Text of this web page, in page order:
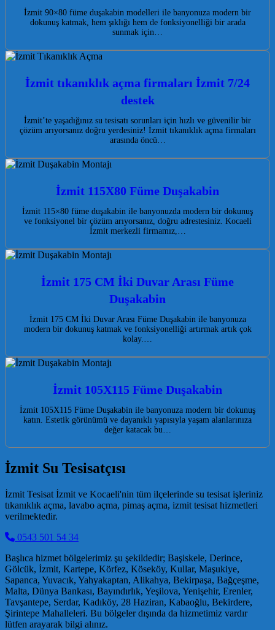
İzmit 90×80 füme duşakabin modelleri ile banyonuza modern bir
dokunuş katmak, hem şıklığı hem de fonksiyonelliği bir arada
sunmak için…
İzmit tıkanıklık açma firmaları İzmit 7/24
destek
İzmit’te yaşadığınız su tesisatı sorunları için hızlı ve güvenilir bir
çözüm arıyorsanız doğru yerdesiniz! İzmit tıkanıklık açma firmaları
arasında öncü…
İzmit 115X80 Füme Duşakabin
İzmit 115×80 füme duşakabin ile banyonuzda modern bir dokunuş
ve fonksiyonel bir çözüm arıyorsanız, doğru adrestesiniz. Kocaeli
İzmit merkezli firmamız,…
İzmit 175 CM İki Duvar Arası Füme
Duşakabin
İzmit 175 CM İki Duvar Arası Füme Duşakabin ile banyonuza
modern bir dokunuş katmak ve fonksiyonelliği artırmak artık çok
kolay.…
İzmit 105X115 Füme Duşakabin
İzmit 105X115 Füme Duşakabin ile banyonuza modern bir dokunuş
katın. Estetik görünümü ve dayanıklı yapısıyla yaşam alanlarınıza
değer katacak bu…
İzmit Su Tesisatçısı
İzmit Tesisat İzmit ve Kocaeli'nin tüm ilçelerinde su tesisat işleriniz
tıkanıklık açma, lavabo açma, pimaş açma, izmit tesisat hizmetleri
verilmektedir.
0543 501 54 34
Başlıca hizmet bölgelerimiz şu şekildedir; Başiskele, Derince,
Gölcük, İzmit, Kartepe, Körfez, Köseköy, Kullar, Maşukiye,
Sapanca, Yuvacık, Yahyakaptan, Alikahya, Bekirpaşa, Bağçeşme,
Malta, Dünya Bankası, Bayındırlık, Yeşilova, Yenişehir, Erenler,
Tavşantepe, Serdar, Kadıköy, 28 Haziran, Kabaoğlu, Bekirdere,
Şirintepe Mahalleleri. Bu bölgeler dışında da hizmetimiz vardır
lütfen arayarak bilgi alınız.